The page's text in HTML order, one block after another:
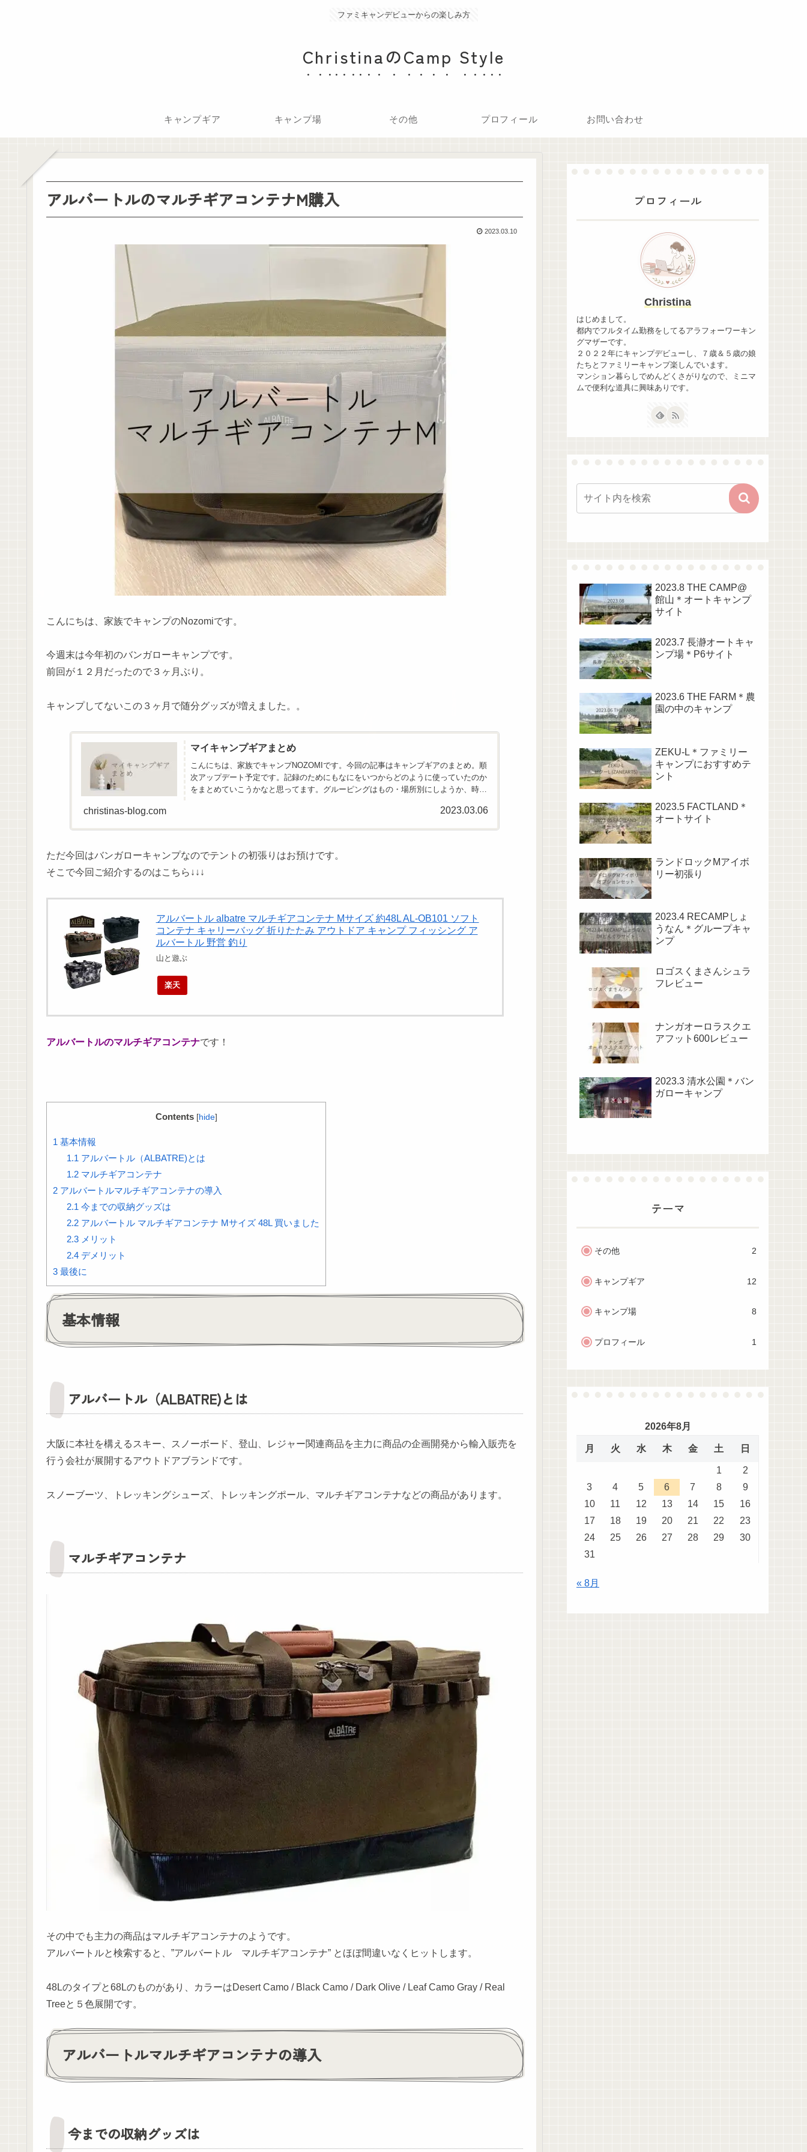
ファミキャンデビューからの楽しみ方
ChristinaのCamp Style
キャンプギア キャンプ場 その他 プロフィール お問い合わせ
アルバートルのマルチギアコンテナM購入
2023.03.10
こんにちは、家族でキャンプのNozomiです。
今週末は今年初のバンガローキャンプです。
前回が１２月だったので３ヶ月ぶり。
キャンプしてないこの３ヶ月で随分グッズが増えました。。
マイキャンプギアまとめ
こんにちは、家族でキャンプNOZOMIです。今回の記事はキャンプギアのまとめ。順
次アップデート予定です。記録のためにもなにをいつからどのように使っていたのか
をまとめていこうかなと思ってます。グルーピングはもの・場所別にしようか、時期
christinas-blog.com 2023.03.06
ただ今回はバンガローキャンプなのでテントの初張りはお預けです。
そこで今回ご紹介するのはこちら↓↓↓
アルバートル albatre マルチギアコンテナ Mサイズ 約48L AL-OB101 ソフト
コンテナ キャリーバッグ 折りたたみ アウトドア キャンプ フィッシング ア
ルバートル 野営 釣り
山と遊ぶ
楽天
アルバートルのマルチギアコンテナです！
Contents [hide]
1 基本情報
1.1アルバートル（ALBATRE)とは
1.2マルチギアコンテナ
2 アルバートルマルチギアコンテナの導入
2.1今までの収納グッズは
2.2アルバートル マルチギアコンテナ Mサイズ 48L 買いました
2.3メリット
2.4デメリット
3 最後に
基本情報
アルバートル（ALBATRE)とは
大阪に本社を構えるスキー、スノーボード、登山、レジャー関連商品を主力に商品の企画開発から輸入販売を
行う会社が展開するアウトドアブランドです。
スノーブーツ、トレッキングシューズ、トレッキングポール、マルチギアコンテナなどの商品があります。
マルチギアコンテナ
その中でも主力の商品はマルチギアコンテナのようです。
アルバートルと検索すると、”アルバートル マルチギアコンテナ” とほぼ間違いなくヒットします。
48Lのタイプと68Lのものがあり、カラーはDesert Camo / Black Camo / Dark Olive / Leaf Camo Gray / Real
Treeと５色展開です。
アルバートルマルチギアコンテナの導入
今までの収納グッズは
プロフィール
Christina
はじめまして。
都内でフルタイム勤務をしてるアラフォーワーキン
グマザーです。
２０２２年にキャンプデビューし、７歳＆５歳の娘
たちとファミリーキャンプ楽しんでいます。
マンション暮らしでめんどくさがりなので、ミニマ
ムで便利な道具に興味ありです。
2023.8 THE CAMP@
館山＊オートキャンプ
サイト
2023.7 長瀞オートキャ
ンプ場＊P6サイト
2023.6 THE FARM＊農
園の中のキャンプ
ZEKU-L＊ファミリー
キャンプにおすすめテ
ント
2023.5 FACTLAND＊
オートサイト
ランドロックMアイボ
リー初張り
2023.4 RECAMPしょ
うなん＊グループキャ
ンプ
ロゴスくまさんシュラ
フレビュー
ナンガオーロラスクエ
アフット600レビュー
2023.3 清水公園＊バン
ガローキャンプ
テーマ
その他 2
キャンプギア 12
キャンプ場 8
プロフィール 1
2026年8月
月 火 水 木 金 土 日
1
2
3
4 5 6 7 8
9
10
11 12 13 14 15
16
17
18 19 20 21 22
23
24
25 26 27 28 29
30
31
« 8月